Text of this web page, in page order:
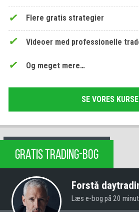
Flere gratis strategier
Videoer med professionelle
Og meget mere…
SE VORES
GRATIS TRADING-BOG
Forstå
Læs e-bog på 20